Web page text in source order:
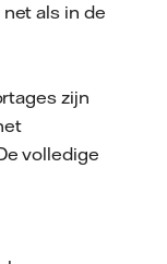
als in de
zijn
volledige